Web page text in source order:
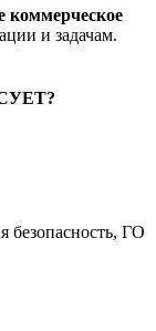
коммерческое
и задачам.
безопасность, ГО